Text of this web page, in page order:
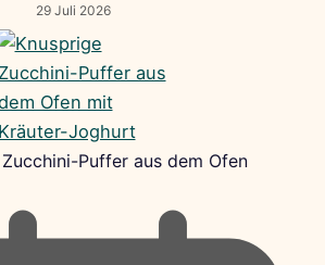
29 Juli 2026
Puffer aus dem Ofen